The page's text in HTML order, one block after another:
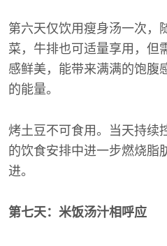
第六天仅饮用瘦身汤一次，
菜，牛排也可适量享用，但
感鲜美，能带来满满的饱腹
的能量。
烤土豆不可食用。当天持续
的饮食安排中进一步燃烧脂
进。
第七天：米饭汤汁相呼应